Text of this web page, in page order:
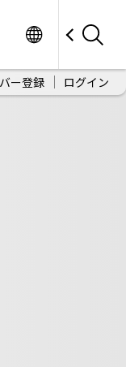
ー登録 ログイン